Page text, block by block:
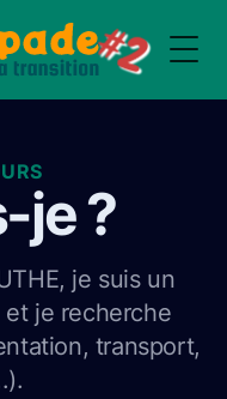
je ?
je suis un
je recherche
transport,